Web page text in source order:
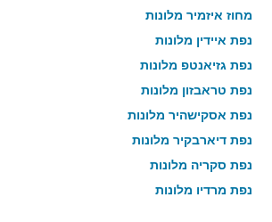
מחוז איזמיר מלונות
נפת איידין מלונות
נפת גזיאנטפ מלונות
נפת טראבזון מלונות
נפת אסקישהיר מלונות
נפת דיארבקיר מלונות
נפת סקריה מלונות
נפת מרדין מלונות